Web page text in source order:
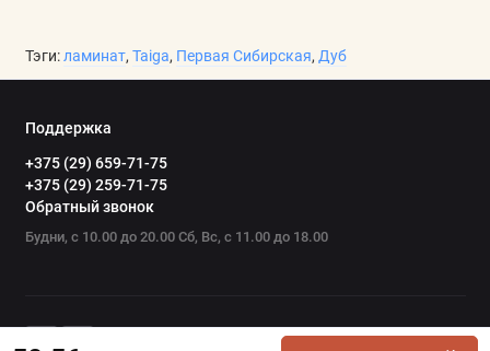
Тэги:ламинат, Taiga, Первая Сибирская, Дуб
Поддержка
+375 (29) 659-71-75
+375 (29) 259-71-75
Обратный звонок
Будни, с 10.00 до 20.00 Сб, Вс, с 11.00 до 18.00